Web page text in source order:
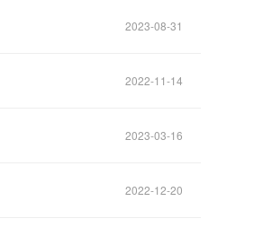
2023-08-31
2022-11-14
2023-03-16
2022-12-20